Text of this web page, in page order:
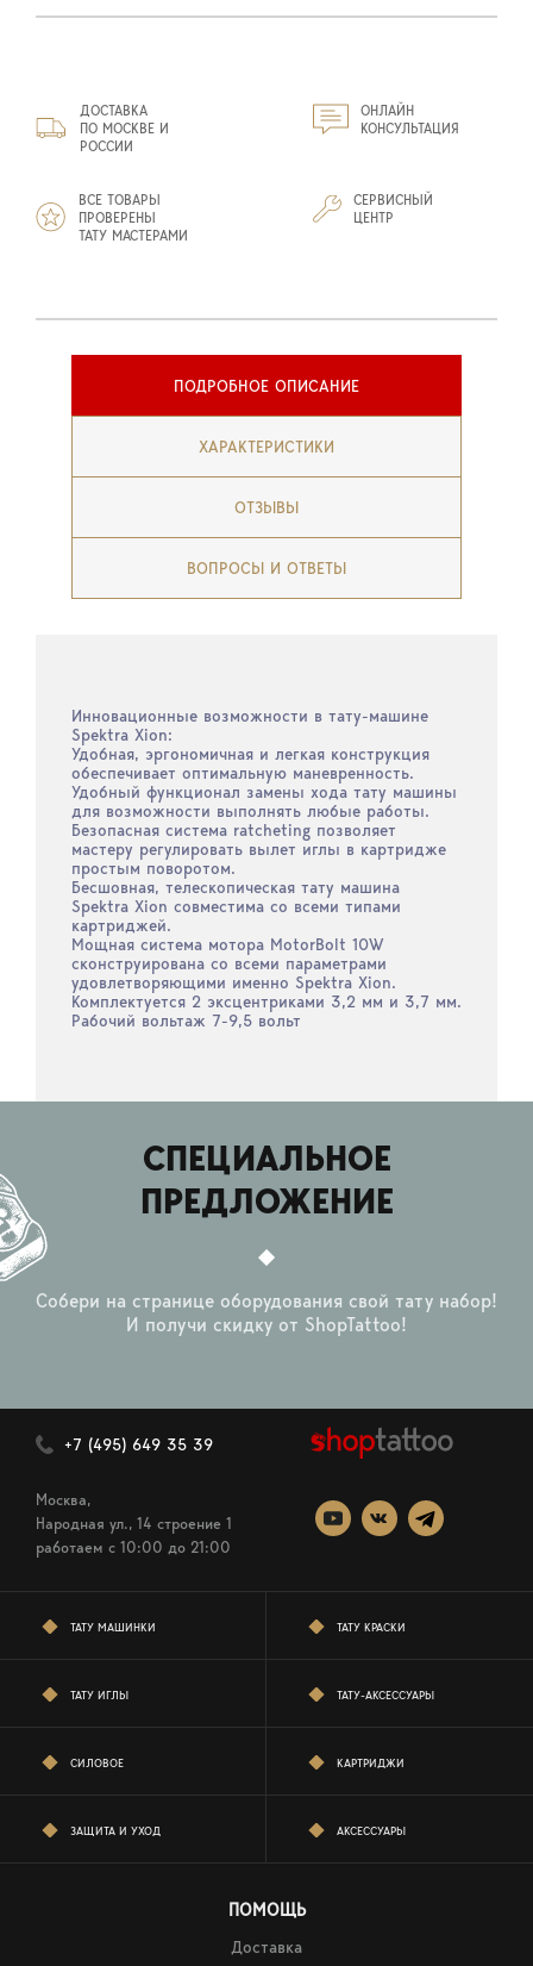
ДОСТАВКА
ПО МОСКВЕ И
РОССИИ
ОНЛАЙН
КОНСУЛЬТАЦИЯ
ВСЕ ТОВАРЫ
ПРОВЕРЕНЫ
ТАТУ МАСТЕРАМИ
СЕРВИСНЫЙ
ЦЕНТР
ПОДРОБНОЕ ОПИСАНИЕ
ХАРАКТЕРИСТИКИ
ОТЗЫВЫ
ВОПРОСЫ И ОТВЕТЫ
Инновационные возможности в тату-машине
Spektra Xion:
Удобная, эргономичная и легкая конструкция
обеспечивает оптимальную маневренность.
Удобный функционал замены хода тату машины
для возможности выполнять любые работы.
Безопасная система ratcheting позволяет
мастеру регулировать вылет иглы в картридже
простым поворотом.
Бесшовная, телескопическая тату машина
Spektra Xion совместима со всеми типами
картриджей.
Мощная система мотора MotorBolt 10W
сконструирована со всеми параметрами
удовлетворяющими именно Spektra Xion.
Комплектуется 2 эксцентриками 3,2 мм и 3,7 мм.
Рабочий вольтаж 7-9,5 вольт
СПЕЦИАЛЬНОЕ
ПРЕДЛОЖЕНИЕ
Собери на странице оборудования свой тату набор!
И получи скидку от ShopTattoo!
+7 (495) 649 35 39
Москва,
Народная ул., 14 строение 1
работаем c 10:00 до 21:00
ТАТУ МАШИНКИ ТАТУ КРАСКИ
ТАТУ ИГЛЫ ТАТУ-АКСЕССУАРЫ
СИЛОВОЕ КАРТРИДЖИ
ЗАЩИТА И УХОД АКСЕССУАРЫ
ПОМОЩЬ
Доставка